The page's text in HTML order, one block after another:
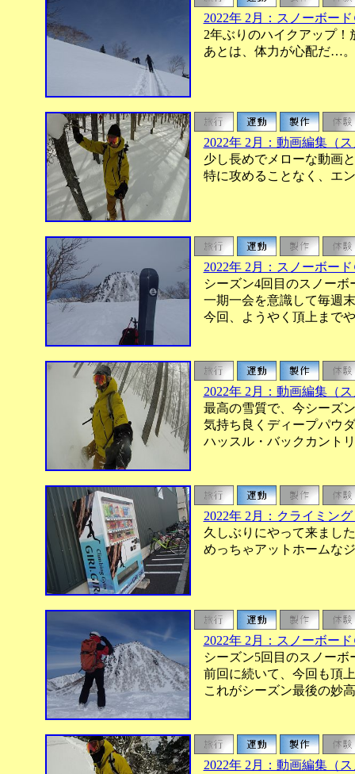
2022年 2月：スノーボー
2年ぶりのハイクアップ！
あとは、体力が心配だ…。
2022年 2月：動画編集（
少し長めでメローな動画
特に攻めることなく、エ
2022年 2月：スノーボー
シーズン4回目のスノーボ
一期一会を意識して毎週
今回、ようやく頂上まで
2022年 2月：動画編集（
最高の雪質で、今シーズ
気持ち良くディープパウ
ハッスル・バックカント
2022年 2月：クライミン
久しぶりにやって来まし
めっちゃアットホームな
2022年 2月：スノーボー
シーズン5回目のスノーボ
前回に続いて、今回も頂
これがシーズン最後の妙
2022年 2月：動画編集（